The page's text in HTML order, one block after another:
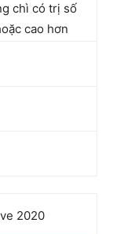
chì có trị số
cao hơn
2020